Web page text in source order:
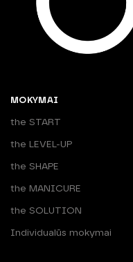
MOKYMAI
the START
the LEVEL-UP
the SHAPE
the MANICURE
the SOLUTION
Individualūs mokymai